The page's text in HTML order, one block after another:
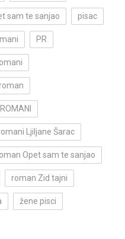
sam te sanjao pisac
PR
ROMANI
Ljiljane Šarac
Opet sam te sanjao
roman Zid tajni
žene pisci